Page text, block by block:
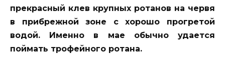
прекрасный клев крупных ротанов на червя
в прибрежной зоне с хорошо прогретой
водой. Именно в мае обычно удается
поймать трофейного ротана.